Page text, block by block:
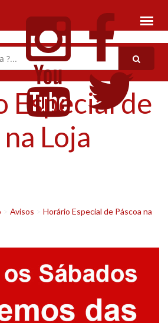
Especial de
Loja
Avisos
Horário Especial de Páscoa na